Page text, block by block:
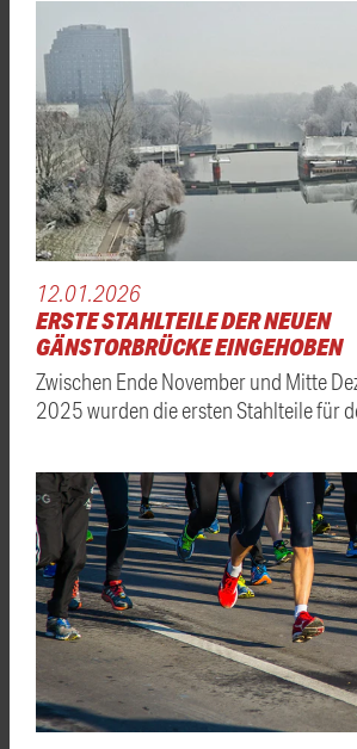
12.01.2026
ERSTE STAHLTEILE DER NEUEN
GÄNSTORBRÜCKE EINGEHOBEN
Zwischen Ende November und Mitte
2025 wurden die ersten Stahlteile für